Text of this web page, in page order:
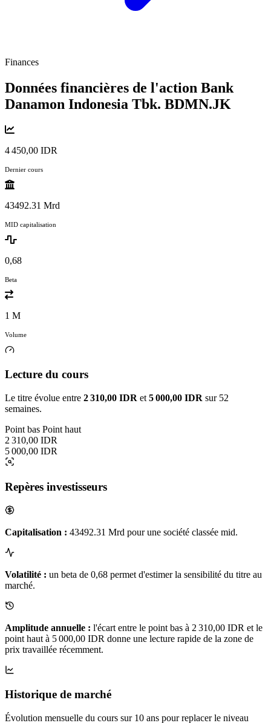
Finances
Données financières de l'action Bank
Danamon Indonesia Tbk. BDMN.JK
4 450,00 IDR
Dernier cours
43492.31 Mrd
MID capitalisation
0,68
Beta
1 M
Volume
Lecture du cours
Le titre évolue entre 2 310,00 IDR et 5 000,00 IDR sur 52
semaines.
Point bas Point haut
2 310,00 IDR
5 000,00 IDR
Repères investisseurs
Capitalisation : 43492.31 Mrd pour une société classée mid.
Volatilité : un beta de 0,68 permet d'estimer la sensibilité du titre au
marché.
Amplitude annuelle : l'écart entre le point bas à 2 310,00 IDR et le
point haut à 5 000,00 IDR donne une lecture rapide de la zone de
prix travaillée récemment.
Historique de marché
Évolution mensuelle du cours sur 10 ans pour replacer le niveau